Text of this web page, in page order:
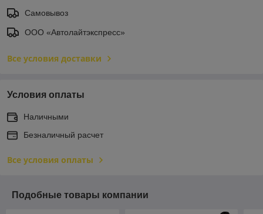
Самовывоз
ООО «Автолайтэкспресс»
Все условия доставки
Условия оплаты
Наличными
Безналичный расчет
Все условия оплаты
Подобные товары компании